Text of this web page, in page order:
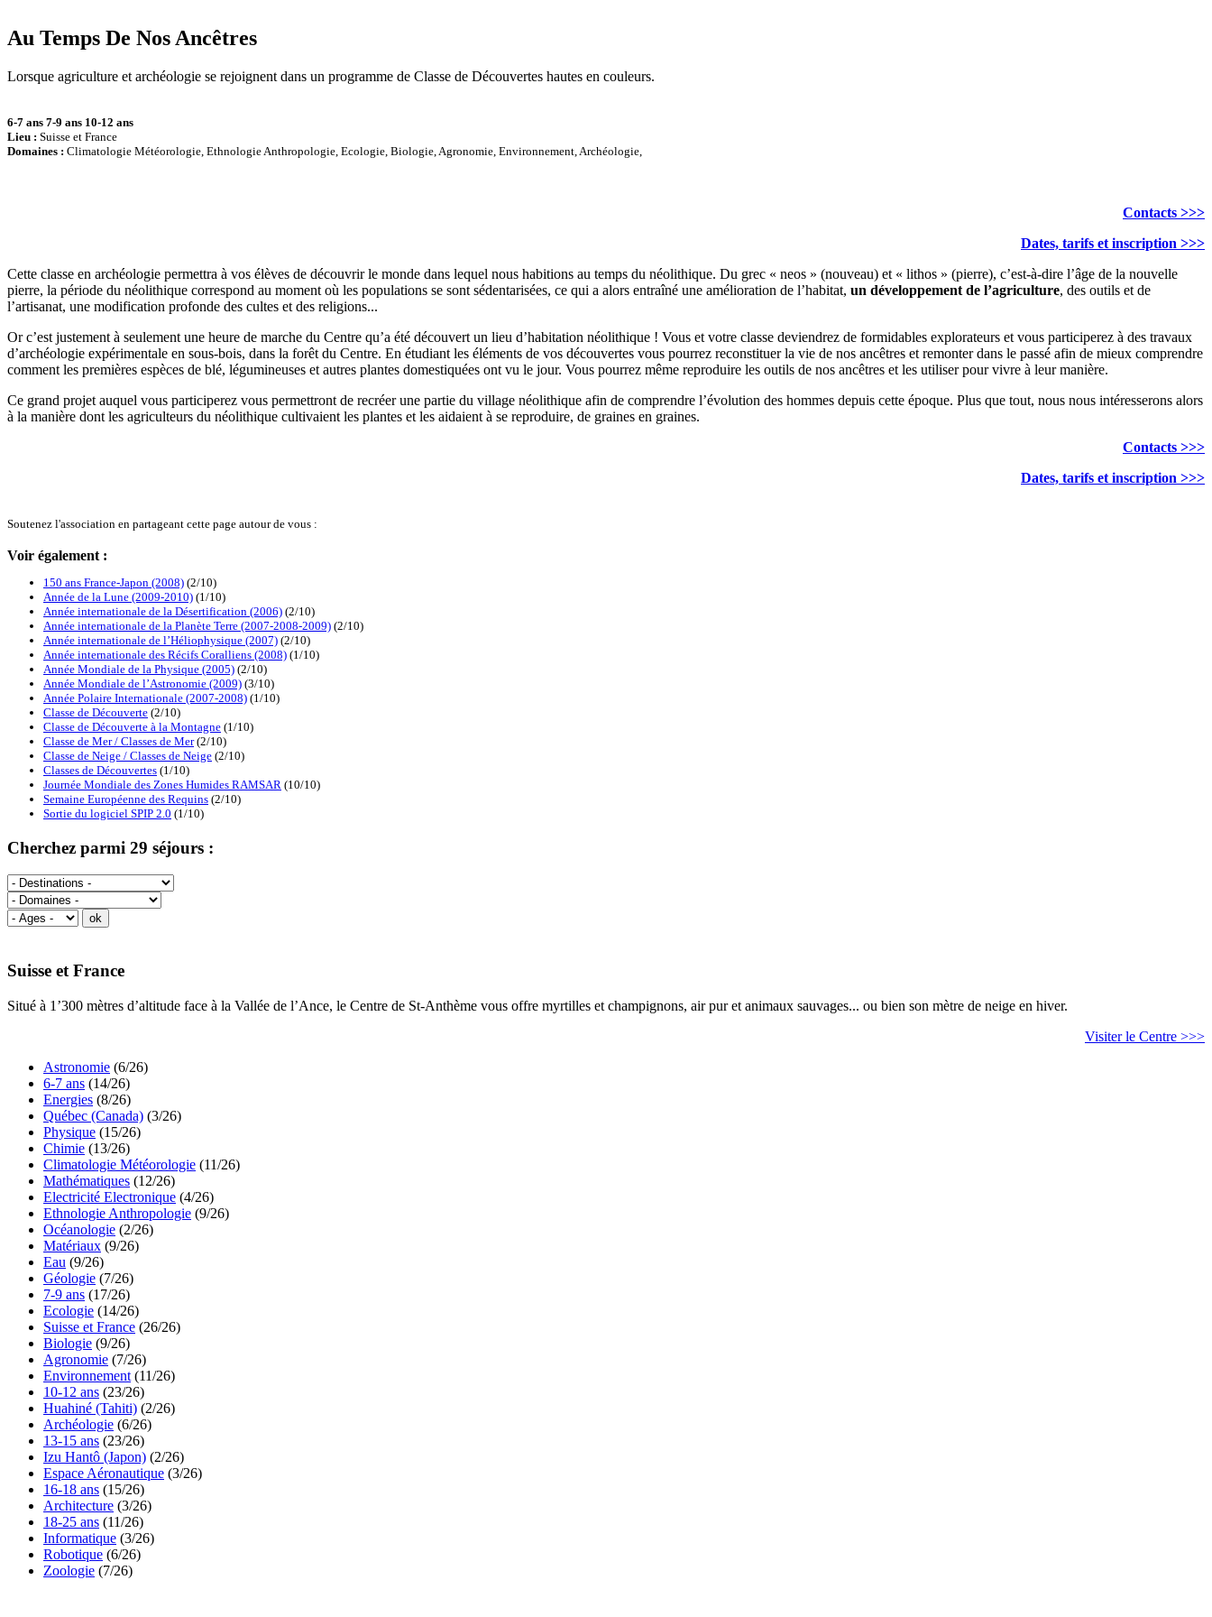
Au Temps De Nos Ancêtres
Lorsque agriculture et archéologie se rejoignent dans un programme de Classe de Découvertes hautes en couleurs.
6-7 ans 7-9 ans 10-12 ans
Lieu : Suisse et France
Domaines : Climatologie Météorologie, Ethnologie Anthropologie, Ecologie, Biologie, Agronomie, Environnement, Archéologie,
Contacts >>>
Dates, tarifs et inscription >>>
Cette classe en archéologie permettra à vos élèves de découvrir le monde dans lequel nous habitions au temps du néolithique. Du grec « neos » (nouveau) et « lithos » (pierre), c’est-à-dire l’âge de la nouvelle
pierre, la période du néolithique correspond au moment où les populations se sont sédentarisées, ce qui a alors entraîné une amélioration de l’habitat, un développement de l’agriculture, des outils et de
l’artisanat, une modification profonde des cultes et des religions...
Or c’est justement à seulement une heure de marche du Centre qu’a été découvert un lieu d’habitation néolithique ! Vous et votre classe deviendrez de formidables explorateurs et vous participerez à des travaux
d’archéologie expérimentale en sous-bois, dans la forêt du Centre. En étudiant les éléments de vos découvertes vous pourrez reconstituer la vie de nos ancêtres et remonter dans le passé afin de mieux comprendre
comment les premières espèces de blé, légumineuses et autres plantes domestiquées ont vu le jour. Vous pourrez même reproduire les outils de nos ancêtres et les utiliser pour vivre à leur manière.
Ce grand projet auquel vous participerez vous permettront de recréer une partie du village néolithique afin de comprendre l’évolution des hommes depuis cette époque. Plus que tout, nous nous intéresserons alors
à la manière dont les agriculteurs du néolithique cultivaient les plantes et les aidaient à se reproduire, de graines en graines.
Contacts >>>
Dates, tarifs et inscription >>>
Soutenez l'association en partageant cette page autour de vous :
Voir également :
150 ans France-Japon (2008) (2/10)
Année de la Lune (2009-2010) (1/10)
Année internationale de la Désertification (2006) (2/10)
Année internationale de la Planète Terre (2007-2008-2009) (2/10)
Année internationale de l’Héliophysique (2007) (2/10)
Année internationale des Récifs Coralliens (2008) (1/10)
Année Mondiale de la Physique (2005) (2/10)
Année Mondiale de l’Astronomie (2009) (3/10)
Année Polaire Internationale (2007-2008) (1/10)
Classe de Découverte (2/10)
Classe de Découverte à la Montagne (1/10)
Classe de Mer / Classes de Mer (2/10)
Classe de Neige / Classes de Neige (2/10)
Classes de Découvertes (1/10)
Journée Mondiale des Zones Humides RAMSAR (10/10)
Semaine Européenne des Requins (2/10)
Sortie du logiciel SPIP 2.0 (1/10)
Cherchez parmi 29 séjours :
Suisse et France
Situé à 1’300 mètres d’altitude face à la Vallée de l’Ance, le Centre de St-Anthème vous offre myrtilles et champignons, air pur et animaux sauvages... ou bien son mètre de neige en hiver.
Visiter le Centre >>>
Astronomie (6/26)
6-7 ans (14/26)
Energies (8/26)
Québec (Canada) (3/26)
Physique (15/26)
Chimie (13/26)
Climatologie Météorologie (11/26)
Mathématiques (12/26)
Electricité Electronique (4/26)
Ethnologie Anthropologie (9/26)
Océanologie (2/26)
Matériaux (9/26)
Eau (9/26)
Géologie (7/26)
7-9 ans (17/26)
Ecologie (14/26)
Suisse et France (26/26)
Biologie (9/26)
Agronomie (7/26)
Environnement (11/26)
10-12 ans (23/26)
Huahiné (Tahiti) (2/26)
Archéologie (6/26)
13-15 ans (23/26)
Izu Hantô (Japon) (2/26)
Espace Aéronautique (3/26)
16-18 ans (15/26)
Architecture (3/26)
18-25 ans (11/26)
Informatique (3/26)
Robotique (6/26)
Zoologie (7/26)